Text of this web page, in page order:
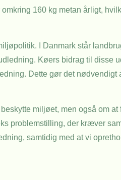
160 kg metan årligt,
I Danmark står
Køers bidrag til disse
Dette gør det nødvendigt
miljøet, men også om
problemstilling, der kræver
samtidig med at vi